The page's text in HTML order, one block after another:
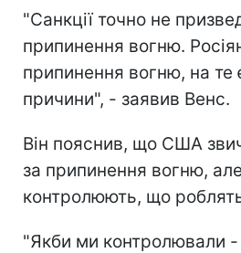
"Санкції точно не
припинення вогню.
припинення вогню, на те
причини", - заявив Венс.
Він пояснив, що США
за припинення вогню,
контролюють, що
"Якби ми контролювали -